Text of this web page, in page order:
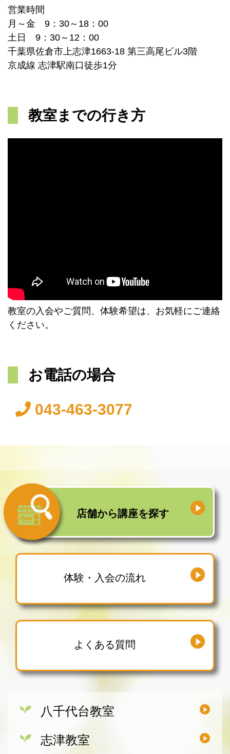
営業時間
月～金 9：30～18：00
土日 9：30～12：00
千葉県佐倉市上志津1663-18 第三高尾ビル3階
京成線 志津駅南口徒歩1分
教室までの行き方
教室の入会やご質問、体験希望は、お気軽にご連絡
ください。
お電話の場合
043-463-3077
店舗から講座を探す
体験・入会の流れ
よくある質問
八千代台教室
志津教室